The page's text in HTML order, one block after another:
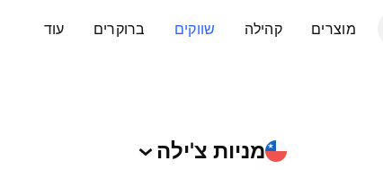
מוצרים קהילה שווקים ברוקרים עוד
מניות צ'ילה